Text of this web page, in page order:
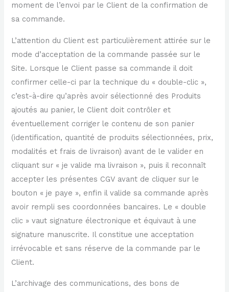
moment de l’envoi par le Client de la confirmation de
sa commande.
L’attention du Client est particulièrement attirée sur le
mode d’acceptation de la commande passée sur le
Site. Lorsque le Client passe sa commande il doit
confirmer celle-ci par la technique du « double-clic »,
c’est-à-dire qu’après avoir sélectionné des Produits
ajoutés au panier, le Client doit contrôler et
éventuellement corriger le contenu de son panier
(identification, quantité de produits sélectionnées, prix,
modalités et frais de livraison) avant de le valider en
cliquant sur « je valide ma livraison », puis il reconnaît
accepter les présentes CGV avant de cliquer sur le
bouton « je paye », enfin il valide sa commande après
avoir rempli ses coordonnées bancaires. Le « double
clic » vaut signature électronique et équivaut à une
signature manuscrite. Il constitue une acceptation
irrévocable et sans réserve de la commande par le
Client.
L’archivage des communications, des bons de